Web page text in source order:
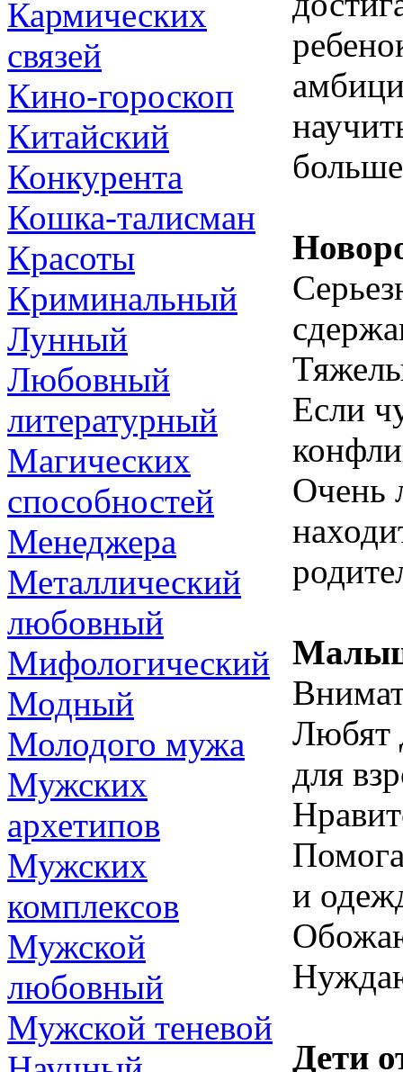
Кармических
связей
Кино-гороскоп
Китайский
Конкурента
Кошка-талисман
Красоты
Криминальный
Лунный
Любовный
литературный
Магических
способностей
Менеджера
Металлический
любовный
Мифологический
Модный
Молодого мужа
Мужских
архетипов
Мужских
комплексов
Мужской
любовный
Мужской теневой
Если
Очень
Любят
для
и
Дети